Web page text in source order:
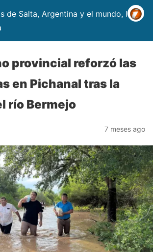
de Salta, Argentina y el mundo, las
provincial reforzó las
en Pichanal tras la
río Bermejo
7 meses ago